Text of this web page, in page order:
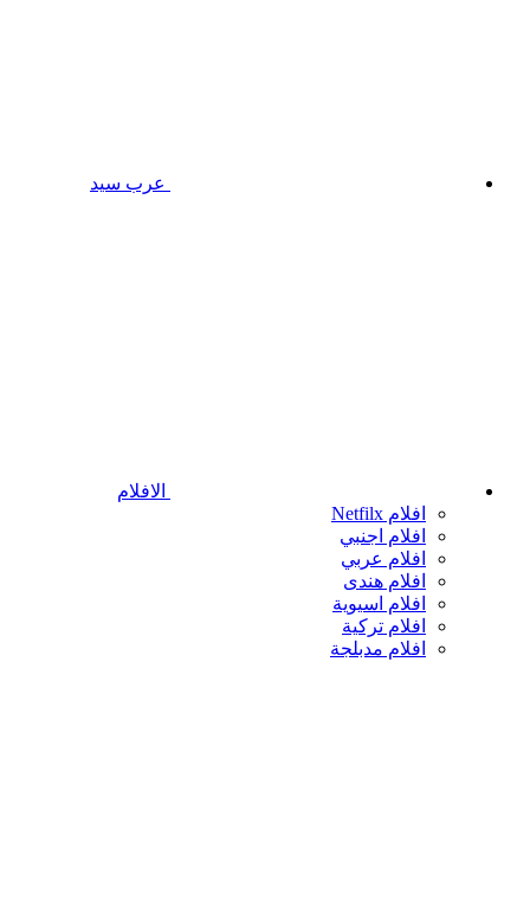
عرب سيد
الافلام
افلام Netfilx
افلام اجنبي
افلام عربي
افلام هندى
افلام اسيوية
افلام تركية
افلام مدبلجة